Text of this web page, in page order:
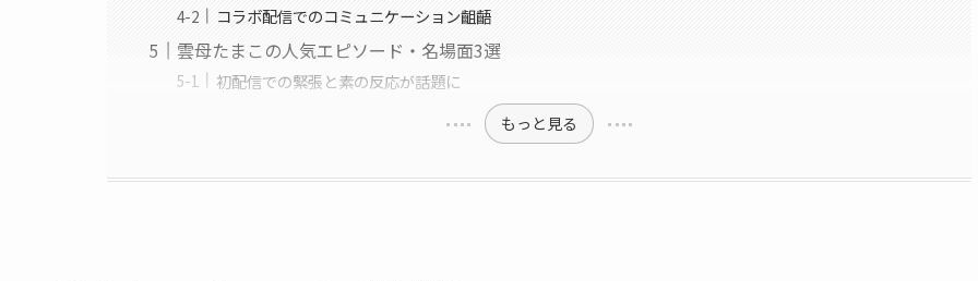
コラボ配信でのコミュニケーション齟齬
雲母たまこの人気エピソード・名場面3選
初配信での緊張と素の反応が話題に
もっと見る